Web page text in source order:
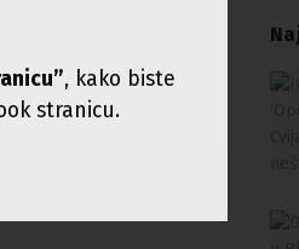
, kako biste
stranicu.